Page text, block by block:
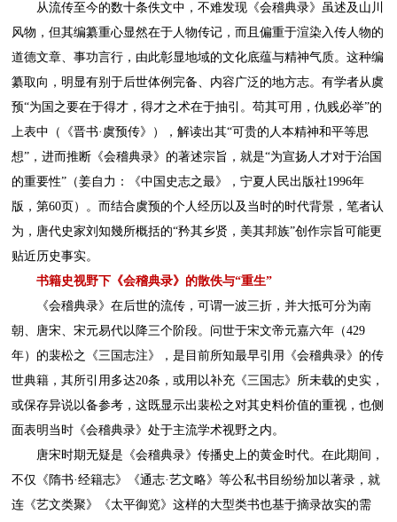
从流传至今的数十条佚文中，不难发现《会稽典录》虽述及山川
风物，但其编纂重心显然在于人物传记，而且偏重于渲染入传人物的
道德文章、事功言行，由此彰显地域的文化底蕴与精神气质。这种编
纂取向，明显有别于后世体例完备、内容广泛的地方志。有学者从虞
预“为国之要在于得才，得才之术在于抽引。苟其可用，仇贱必举”的
上表中（《晋书·虞预传》），解读出其“可贵的人本精神和平等思
想”，进而推断《会稽典录》的著述宗旨，就是“为宣扬人才对于治国
的重要性”（姜自力：《中国史志之最》，宁夏人民出版社1996年
版，第60页）。而结合虞预的个人经历以及当时的时代背景，笔者认
为，唐代史家刘知幾所概括的“矜其乡贤，美其邦族”创作宗旨可能更
贴近历史事实。
书籍史视野下《会稽典录》的散佚与“重生”
《会稽典录》在后世的流传，可谓一波三折，并大抵可分为南
朝、唐宋、宋元易代以降三个阶段。问世于宋文帝元嘉六年（429
年）的裴松之《三国志注》，是目前所知最早引用《会稽典录》的传
世典籍，其所引用多达20条，或用以补充《三国志》所未载的史实，
或保存异说以备参考，这既显示出裴松之对其史料价值的重视，也侧
面表明当时《会稽典录》处于主流学术视野之内。
唐宋时期无疑是《会稽典录》传播史上的黄金时代。在此期间，
不仅《隋书·经籍志》《通志·艺文略》等公私书目纷纷加以著录，就
连《艺文类聚》《太平御览》这样的大型类书也基于摘录故实的需